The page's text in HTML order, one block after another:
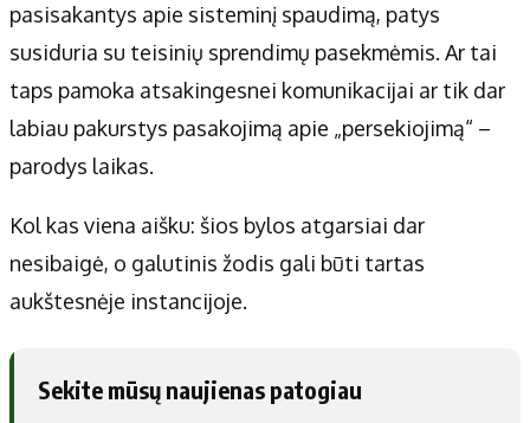
pasisakantys apie sisteminį spaudimą, patys
susiduria su teisinių sprendimų pasekmėmis. Ar tai
taps pamoka atsakingesnei komunikacijai ar tik dar
labiau pakurstys pasakojimą apie „persekiojimą“ –
parodys laikas.
Kol kas viena aišku: šios bylos atgarsiai dar
nesibaigė, o galutinis žodis gali būti tartas
aukštesnėje instancijoje.
Sekite mūsų naujienas patogiau